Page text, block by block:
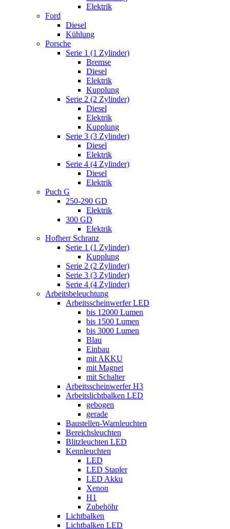
Elektrik
Ford
Diesel
Kühlung
Porsche
Serie 1 (1 Zylinder)
Bremse
Diesel
Elektrik
Kupplung
Serie 2 (2 Zylinder)
Diesel
Elektrik
Kupplung
Serie 3 (3 Zylinder)
Diesel
Elektrik
Serie 4 (4 Zylinder)
Diesel
Elektrik
Puch G
250-290 GD
Elektrik
300 GD
Elektrik
Hofherr Schranz
Serie 1 (1 Zylinder)
Kupplung
Serie 2 (2 Zylinder)
Serie 3 (3 Zylinder)
Serie 4 (4 Zylinder)
Arbeitsbeleuchtung
Arbeitsscheinwerfer LED
bis 12000 Lumen
bis 1500 Lumen
bis 3000 Lumen
Blau
Einbau
mit AKKU
mit Magnet
mit Schalter
Arbeitsscheinwerfer H3
Arbeitslichtbalken LED
gebogen
gerade
Baustellen-Warnleuchten
Bereichsleuchten
Blitzleuchten LED
Kennleuchten
LED
LED Stapler
LED Akku
Xenon
H1
Zubehöhr
Lichtbalken
Lichtbalken LED